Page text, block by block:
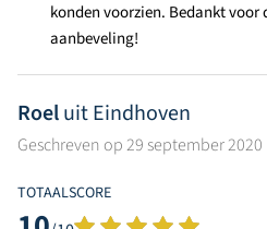
konden voorzien. Bedankt voor
aanbeveling!
Roeluit Eindhoven
Geschreven op 29 september 2020
TOTAALSCORE